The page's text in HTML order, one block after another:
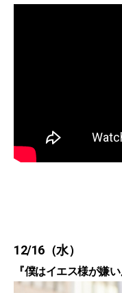
12/16（水）
『僕はイエス様が嫌